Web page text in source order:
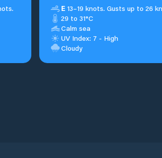
E 13–19 knots. Gusts up to 26
29 to 31°C
Calm sea
UV Index: 7 - High
Cloudy